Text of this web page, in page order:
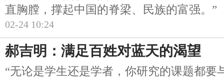
直胸膛，撑起中国的脊梁、民族的富强。”
02-24 10:24
郝吉明：满足百姓对蓝天的渴望
“无论是学生还是学者，你研究的课题都要